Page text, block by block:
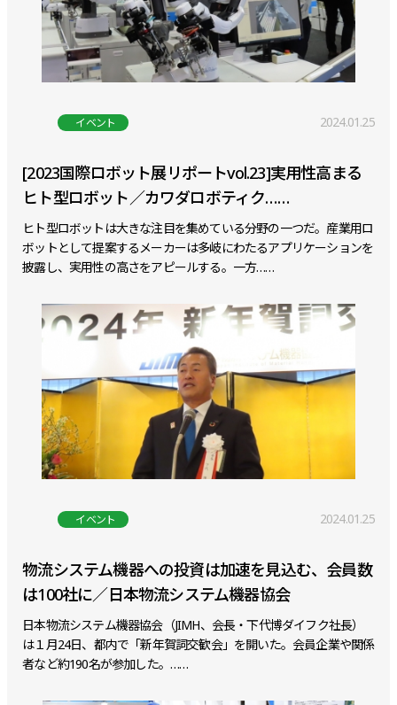
イベント 2024.01.25
[2023国際ロボット展リポートvol.23]実用性高まる
ヒト型ロボット／カワダロボティク……
ヒト型ロボットは大きな注目を集めている分野の一つだ。産業用ロ
ボットとして提案するメーカーは多岐にわたるアプリケーションを
披露し、実用性の高さをアピールする。一方……
イベント 2024.01.25
物流システム機器への投資は加速を見込む、会員数
は100社に／日本物流システム機器協会
日本物流システム機器協会（JIMH、会長・下代博ダイフク社長）
は１月24日、都内で「新年賀詞交歓会」を開いた。会員企業や関係
者など約190名が参加した。……